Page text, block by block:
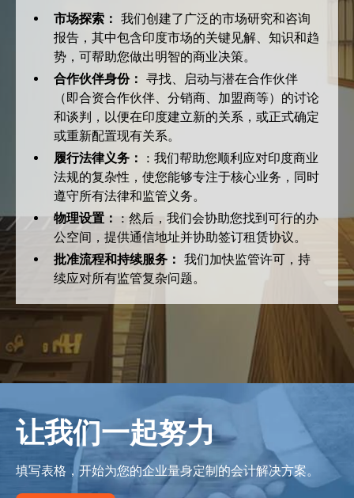
市场探索： 我们创建了广泛的市场研究和咨询
报告，其中包含印度市场的关键见解、知识和趋
势，可帮助您做出明智的商业决策。
合作伙伴身份： 寻找、启动与潜在合作伙伴
（即合资合作伙伴、分销商、加盟商等）的讨论
和谈判，以便在印度建立新的关系，或正式确定
或重新配置现有关系。
履行法律义务： : 我们帮助您顺利应对印度商业
法规的复杂性，使您能够专注于核心业务，同时
遵守所有法律和监管义务。
物理设置： : 然后，我们会协助您找到可行的办
公空间，提供通信地址并协助签订租赁协议。
批准流程和持续服务： 我们加快监管许可，持
续应对所有监管复杂问题。
让我们一起努力
填写表格，开始为您的企业量身定制的会计解决方案。